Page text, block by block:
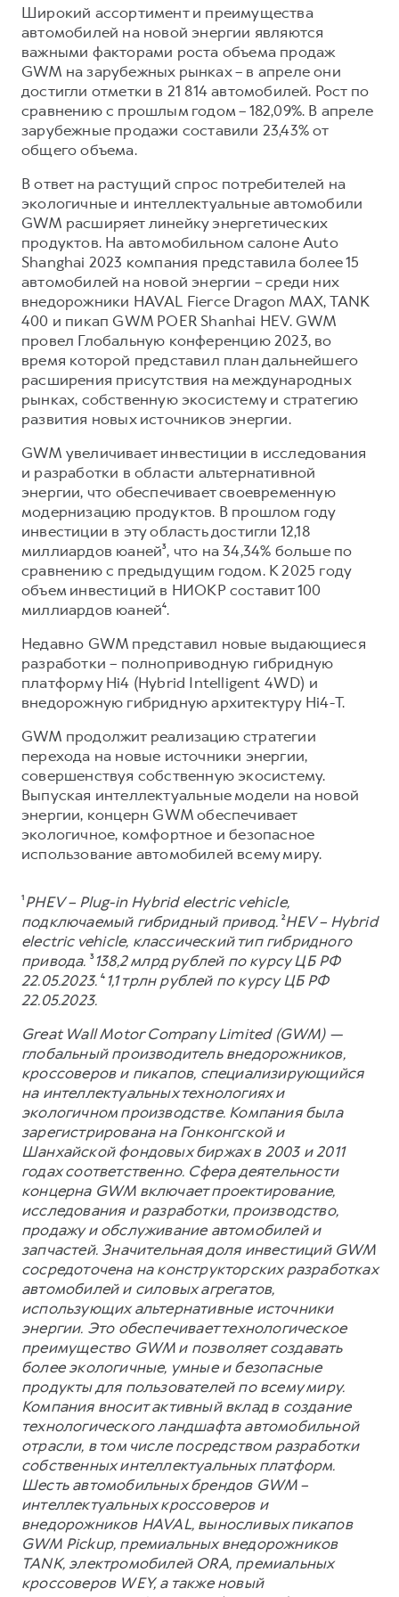
Широкий ассортимент и преимущества
автомобилей на новой энергии являются
важными факторами роста объема продаж
GWM на зарубежных рынках – в апреле они
достигли отметки в 21 814 автомобилей. Рост по
сравнению с прошлым годом – 182,09%. В апреле
зарубежные продажи составили 23,43% от
общего объема.
В ответ на растущий спрос потребителей на
экологичные и интеллектуальные автомобили
GWM расширяет линейку энергетических
продуктов. На автомобильном салоне Auto
Shanghai 2023 компания представила более 15
автомобилей на новой энергии – среди них
внедорожники HAVAL Fierce Dragon MAX, TANK
400 и пикап GWM POER Shanhai HEV. GWM
провел Глобальную конференцию 2023, во
время которой представил план дальнейшего
расширения присутствия на международных
рынках, собственную экосистему и стратегию
развития новых источников энергии.
GWM увеличивает инвестиции в исследования
и разработки в области альтернативной
энергии, что обеспечивает своевременную
модернизацию продуктов. В прошлом году
инвестиции в эту область достигли 12,18
миллиардов юаней³, что на 34,34% больше по
сравнению с предыдущим годом. К 2025 году
объем инвестиций в НИОКР составит 100
миллиардов юаней⁴.
Недавно GWM представил новые выдающиеся
разработки – полноприводную гибридную
платформу Hi4 (Hybrid Intelligent 4WD) и
внедорожную гибридную архитектуру Hi4-T.
GWM продолжит реализацию стратегии
перехода на новые источники энергии,
совершенствуя собственную экосистему.
Выпуская интеллектуальные модели на новой
энергии, концерн GWM обеспечивает
экологичное, комфортное и безопасное
использование автомобилей всему миру.
¹PHEV – Plug-in Hybrid electric vehicle,
подключаемый гибридный привод.²HEV – Hybrid
electric vehicle, классический тип гибридного
привода. ³138,2 млрд рублей по курсу ЦБ РФ
22.05.2023.⁴1,1 трлн рублей по курсу ЦБ РФ
22.05.2023.
Great Wall Motor Company Limited (GWM) —
глобальный производитель внедорожников,
кроссоверов и пикапов, специализирующийся
на интеллектуальных технологиях и
экологичном производстве. Компания была
зарегистрирована на Гонконгской и
Шанхайской фондовых биржах в 2003 и 2011
годах соответственно. Сфера деятельности
концерна GWM включает проектирование,
исследования и разработки, производство,
продажу и обслуживание автомобилей и
запчастей. Значительная доля инвестиций GWM
сосредоточена на конструкторских разработках
автомобилей и силовых агрегатов,
использующих альтернативные источники
энергии. Это обеспечивает технологическое
преимущество GWM и позволяет создавать
более экологичные, умные и безопасные
продукты для пользователей по всему миру.
Компания вносит активный вклад в создание
технологического ландшафта автомобильной
отрасли, в том числе посредством разработки
собственных интеллектуальных платформ.
Шесть автомобильных брендов GWM –
интеллектуальных кроссоверов и
внедорожников HAVAL, выносливых пикапов
GWM Pickup, премиальных внедорожников
TANK, электромобилей ORA, премиальных
кроссоверов WEY, а также новый